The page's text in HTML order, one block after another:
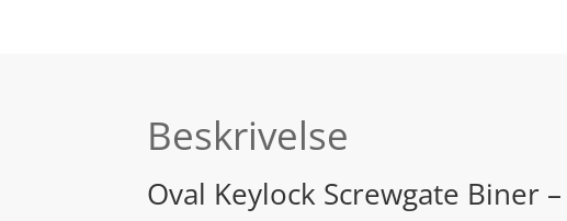
Beskrivelse
Oval Keylock Screwgate Biner